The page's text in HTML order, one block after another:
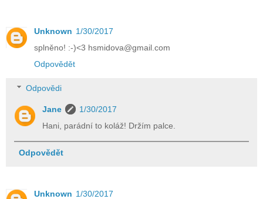
Unknown 1/30/2017
splněno! :-)<3 hsmidova@gmail.com
Odpovědět
Odpovědi
Jane
1/30/2017
Hani, parádní to koláž! Držím palce.
Odpovědět
Unknown 1/30/2017